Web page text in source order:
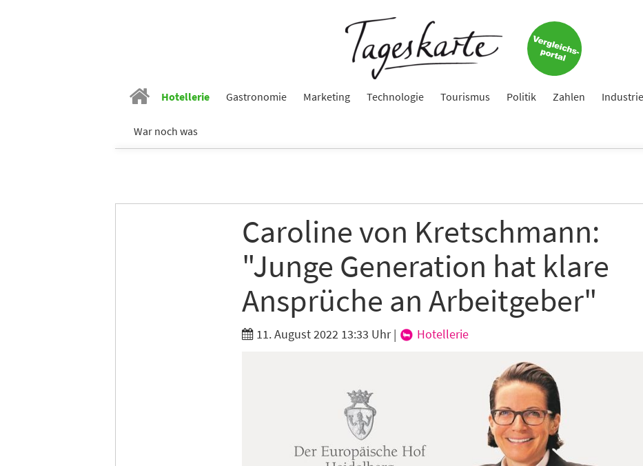
Hotellerie Gastronomie Marketing Technologie Tourismus Politik Zahlen Industrie
War noch was
Caroline von Kretschmann:
"Junge Generation hat klare
Ansprüche an Arbeitgeber"
11. August 2022 13:33 Uhr| Hotellerie